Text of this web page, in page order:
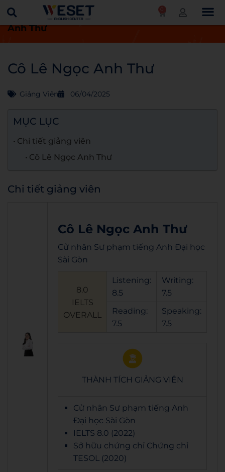
0
Trang chủ Giảng viên
Cô Lê Ngọc
Anh Thư
Cô Lê Ngọc Anh Thư
Giảng Viên 06/04/2025
MỤC LỤC
Chi tiết giảng viên
Cô Lê Ngọc Anh Thư
Chi tiết giảng viên
Cô Lê Ngọc Anh Thư
Cử nhân Sư phạm tiếng Anh Đại học
Sài Gòn
8.0
IELTS
OVERALL
Listening:
8.5
Writing:
7.5
Reading:
7.5
Speaking:
7.5
THÀNH TÍCH GIẢNG VIÊN
Cử nhân Sư phạm tiếng Anh
Đại học Sài Gòn
IELTS 8.0 (2022)
Sở hữu chứng chỉ Chứng chỉ
TESOL (2020)